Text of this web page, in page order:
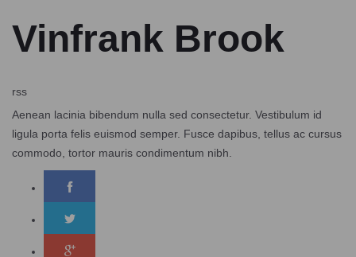
Vinfrank Brook
rss
Aenean lacinia bibendum nulla sed consectetur. Vestibulum id
ligula porta felis euismod semper. Fusce dapibus, tellus ac cursus
commodo, tortor mauris condimentum nibh.